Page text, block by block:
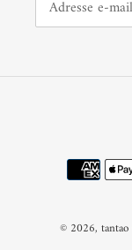
© 2026, tantao